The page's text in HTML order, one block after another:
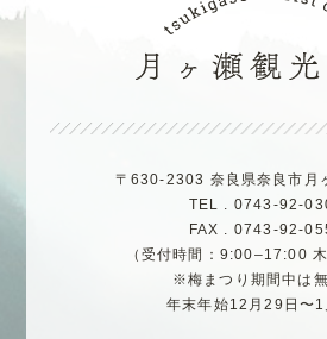
〒630-2303 奈良県奈良市月
TEL . 0743-92-
FAX . 0743-92-
（受付時間：9:00–17:00 木
※梅まつり期間中は
年末年始12月29日〜1